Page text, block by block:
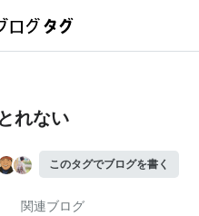
れない
このタグでブログを書く
関連ブログ